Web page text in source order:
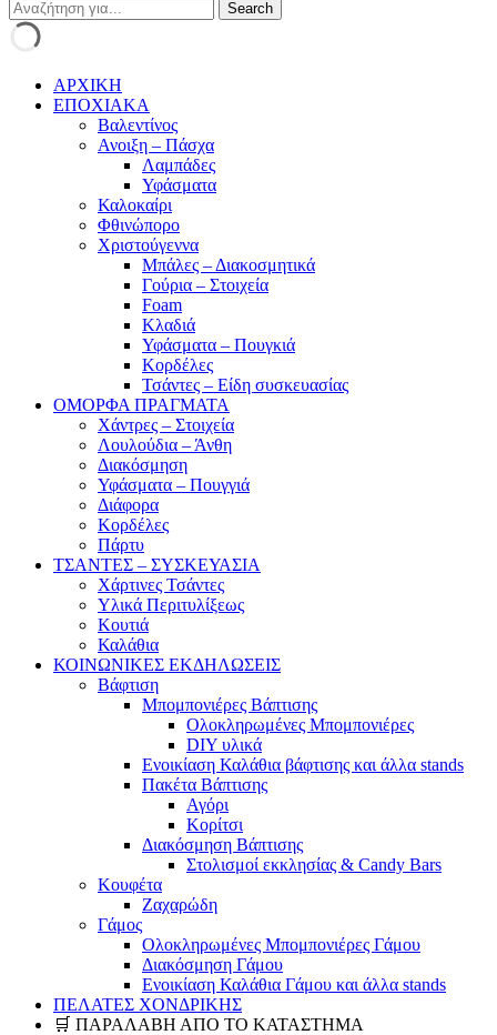
ΑΡΧΙΚΗ
ΕΠΟΧΙΑΚΑ
Βαλεντίνος
Ανοιξη – Πάσχα
Λαμπάδες
Υφάσματα
Καλοκαίρι
Φθινώπορο
Χριστούγεννα
Μπάλες – Διακοσμητικά
Γούρια – Στοιχεία
Foam
Κλαδιά
Υφάσματα – Πουγκιά
Κορδέλες
Τσάντες – Είδη συσκευασίας
ΟΜΟΡΦΑ ΠΡΑΓΜΑΤΑ
Χάντρες – Στοιχεία
Λουλούδια – Άνθη
Διακόσμηση
Υφάσματα – Πουγγιά
Διάφορα
Κορδέλες
Πάρτυ
ΤΣΑΝΤΕΣ – ΣΥΣΚΕΥΑΣΙΑ
Χάρτινες Τσάντες
Υλικά Περιτυλίξεως
Κουτιά
Καλάθια
ΚΟΙΝΩΝΙΚΕΣ ΕΚΔΗΛΩΣΕΙΣ
Βάφτιση
Μπομπονιέρες Βάπτισης
Ολοκληρωμένες Μπομπονιέρες
DIY υλικά
Ενοικίαση Καλάθια βάφτισης και άλλα stands
Πακέτα Βάπτισης
Αγόρι
Κορίτσι
Διακόσμηση Βάπτισης
Στολισμοί εκκλησίας & Candy Bars
Κουφέτα
Ζαχαρώδη
Γάμος
Ολοκληρωμένες Μπομπονιέρες Γάμου
Διακόσμηση Γάμου
Ενοικίαση Καλάθια Γάμου και άλλα stands
ΠΕΛΑΤΕΣ ΧΟΝΔΡΙΚΗΣ
🛒 ΠΑΡΑΛΑΒΗ ΑΠΟ ΤΟ ΚΑΤΑΣΤΗΜΑ